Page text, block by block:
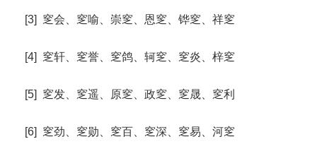
[3] 窆会、窆喻、崇窆、恩窆、铧窆、祥窆
[4] 窆轩、窆誉、窆鸽、轲窆、窆炎、梓窆
[5] 窆发、窆遥、原窆、政窆、窆晟、窆利
[6] 窆劲、窆勋、窆百、窆深、窆易、河窆